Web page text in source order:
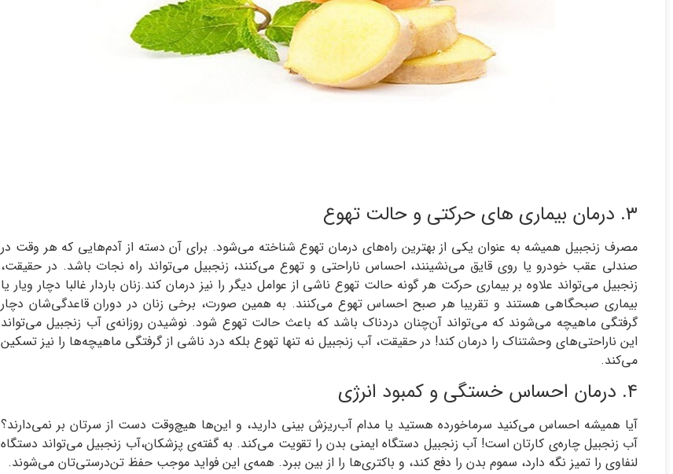
۳. درمان بیماری های حرکتی و حالت تهوع
مصرف زنجبیل‌ همیشه به عنوان یکی از بهترین راه‌های درمان تهوع شناخته می‌شود. برای آن دسته از آدم‌هایی که هر وقت در
صندلی عقب خودرو یا روی قایق می‌نشینند، احساس ناراحتی و تهوع می‌کنند، زنجبیل‌ می‌تواند راه نجات باشد. در حقیقت،
زنجبیل می‌تواند علاوه بر بیماری حرکت هر گونه حالت تهوع ناشی از عوامل دیگر را نیز درمان کند.زنان باردار غالبا دچار ویار یا
بیماری صبحگاهی هستند و تقریبا هر صبح احساس تهوع می‌کنند. به همین صورت، برخی زنان در دوران قاعدگی‌شان دچار
گرفتگی ماهیچه می‌شوند که می‌تواند آن‌چنان دردناک باشد که باعث حالت تهوع شود. نوشیدن روزانه‌ی آب زنجبیل می‌تواند
این ناراحتی‌های وحشتناک را درمان کند! در حقیقت، آب زنجبیل‌ نه تنها تهوع بلکه درد ناشی از گرفتگی ماهیچه‌ها را نیز تسکین
می‌کند.
۴. درمان احساس خستگی و کمبود انرژی
آیا همیشه احساس می‌کنید سرماخورده هستید یا مدام آب‌ریزش بینی دارید، و این‌ها هیچ‌وقت دست از سرتان بر نمی‌دارند؟
آب زنجبیل چاره‌ی کارتان است! آب زنجبیل دستگاه ایمنی بدن را تقویت می‌کند. به گفته‌ی پزشکان،آب زنجبیل‌ می‌تواند دستگاه
لنفاوی را تمیز نگه دارد، سموم بدن را دفع کند، و باکتری‌ها را از بین ببرد. همه‌ی این فواید موجب حفظ تن‌درستی‌تان می‌شوند.